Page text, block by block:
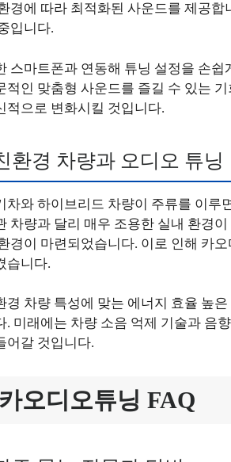
경에 따라 최적화된 사운드를 제공
입니다.
스마트폰과 연동해 튜닝 설정을 손
적인 맞춤형 사운드를 즐길 수 있는
적으로 변화시킬 것입니다.
환경 차량과 오디오 튜닝
차와 하이브리드 차량이 주류를 이루
차량과 달리 매우 조용한 실내 환경
경이 마련되었습니다. 이로 인해 카
습니다.
경 차량 특성에 맞는 에너지 효율 높
. 미래에는 차량 소음 억제 기술과 음
어갈 것입니다.
카오디오튜닝 FAQ